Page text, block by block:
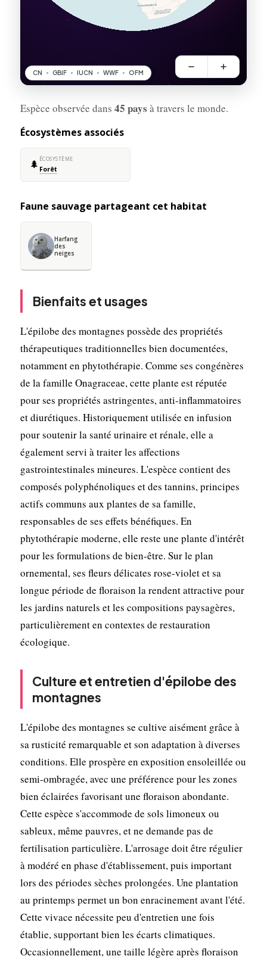
Espèce observée dans 45 pays à travers le monde.
Écosystèmes associés
🌲 ÉCOSYSTÈME
Forêt
Faune sauvage partageant cet habitat
Harfang
des
neiges
Bienfaits et usages
L'épilobe des montagnes possède des propriétés
thérapeutiques traditionnelles bien documentées,
notamment en phytothérapie. Comme ses congénères
de la famille Onagraceae, cette plante est réputée
pour ses propriétés astringentes, anti-inflammatoires
et diurétiques. Historiquement utilisée en infusion
pour soutenir la santé urinaire et rénale, elle a
également servi à traiter les affections
gastrointestinales mineures. L'espèce contient des
composés polyphénoliques et des tannins, principes
actifs communs aux plantes de sa famille,
responsables de ses effets bénéfiques. En
phytothérapie moderne, elle reste une plante d'intérêt
pour les formulations de bien-être. Sur le plan
ornemental, ses fleurs délicates rose-violet et sa
longue période de floraison la rendent attractive pour
les jardins naturels et les compositions paysagères,
particulièrement en contextes de restauration
écologique.
Culture et entretien d'épilobe des
montagnes
L'épilobe des montagnes se cultive aisément grâce à
sa rusticité remarquable et son adaptation à diverses
conditions. Elle prospère en exposition ensoleillée ou
semi-ombragée, avec une préférence pour les zones
bien éclairées favorisant une floraison abondante.
Cette espèce s'accommode de sols limoneux ou
sableux, même pauvres, et ne demande pas de
fertilisation particulière. L'arrosage doit être régulier
à modéré en phase d'établissement, puis important
lors des périodes sèches prolongées. Une plantation
au printemps permet un bon enracinement avant l'été.
Cette vivace nécessite peu d'entretien une fois
établie, supportant bien les écarts climatiques.
Occasionnellement, une taille légère après floraison